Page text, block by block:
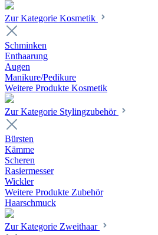
Zur Kategorie Kosmetik
Schminken
Enthaarung
Augen
Manikure/Pedikure
Weitere Produkte Kosmetik
Zur Kategorie Stylingzubehör
Bürsten
Kämme
Scheren
Rasiermesser
Wickler
Weitere Produkte Zubehör
Haarschmuck
Zur Kategorie Zweithaar